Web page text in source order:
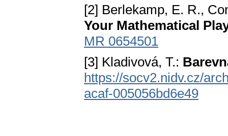
[2] Berlekamp, E. R.,
Your Mathematical
MR 0654501
[3] Kladivová, T.:
https://socv2.nidv.cz/
acaf-005056bd6e49